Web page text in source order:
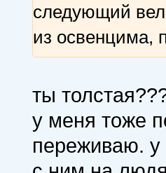
следующий
из освенцима,
ты
у меня тоже
переживаю. у